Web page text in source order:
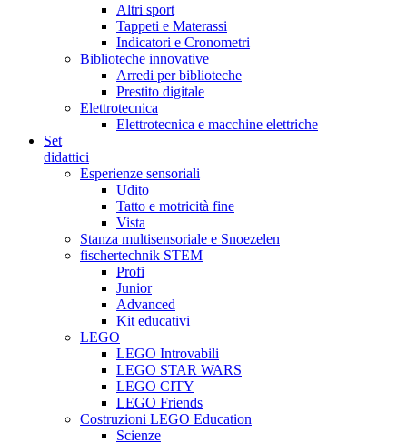
Altri sport
Tappeti e Materassi
Indicatori e Cronometri
Biblioteche innovative
Arredi per biblioteche
Prestito digitale
Elettrotecnica
Elettrotecnica e macchine elettriche
Set
didattici
Esperienze sensoriali
Udito
Tatto e motricità fine
Vista
Stanza multisensoriale e Snoezelen
fischertechnik STEM
Profi
Junior
Advanced
Kit educativi
LEGO
LEGO Introvabili
LEGO STAR WARS
LEGO CITY
LEGO Friends
Costruzioni LEGO Education
Scienze